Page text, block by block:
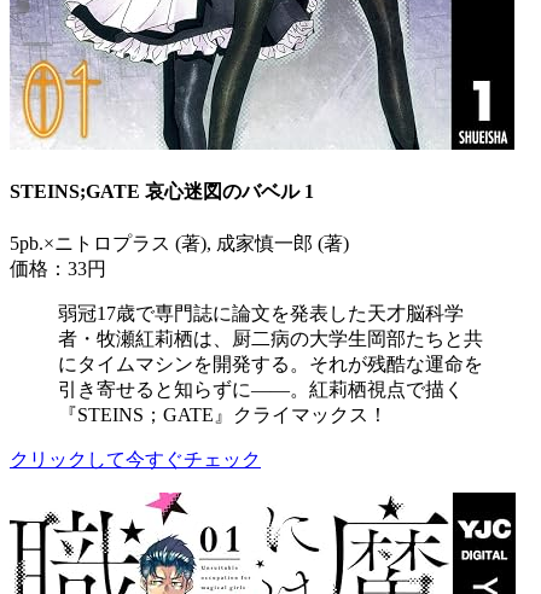
STEINS;GATE 哀心迷図のバベル 1
5pb.×ニトロプラス (著), 成家慎一郎 (著)
価格：33円
弱冠17歳で専門誌に論文を発表した天才脳科学
者・牧瀬紅莉栖は、厨二病の大学生岡部たちと共
にタイムマシンを開発する。それが残酷な運命を
引き寄せると知らずに――。紅莉栖視点で描く
『STEINS；GATE』クライマックス！
クリックして今すぐチェック